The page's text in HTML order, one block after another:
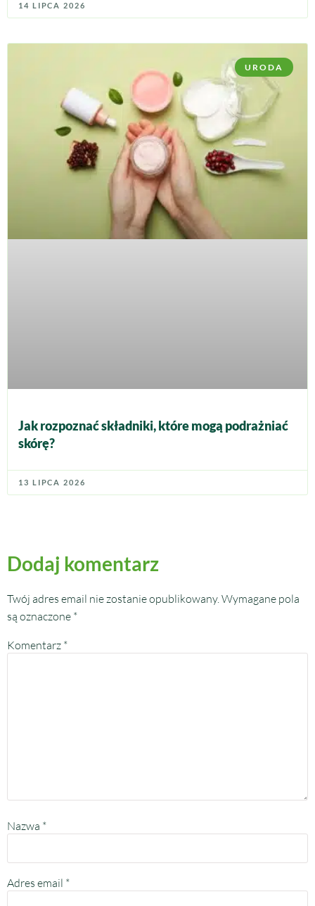
14 LIPCA 2026
URODA
Jak rozpoznać składniki, które mogą podrażniać
skórę?
13 LIPCA 2026
Dodaj komentarz
Twój adres email nie zostanie opublikowany. Wymagane pola
są oznaczone *
Komentarz *
Nazwa *
Adres email *